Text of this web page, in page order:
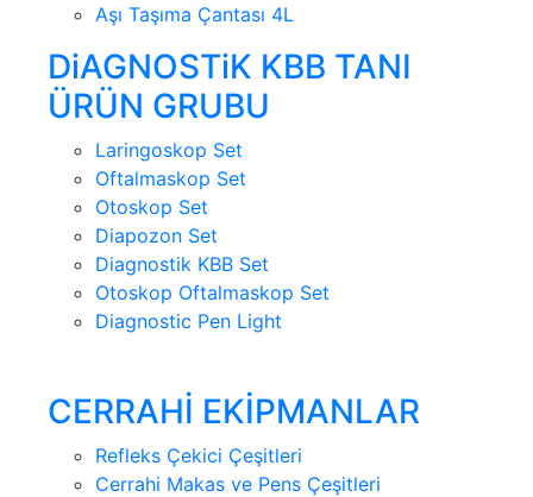
Aşı Taşıma Çantası 4L
DiAGNOSTiK KBB TANI
ÜRÜN GRUBU
Laringoskop Set
Oftalmaskop Set
Otoskop Set
Diapozon Set
Diagnostik KBB Set
Otoskop Oftalmaskop Set
Diagnostic Pen Light
CERRAHİ EKİPMANLAR
Refleks Çekici Çeşitleri
Cerrahi Makas ve Pens Çeşitleri